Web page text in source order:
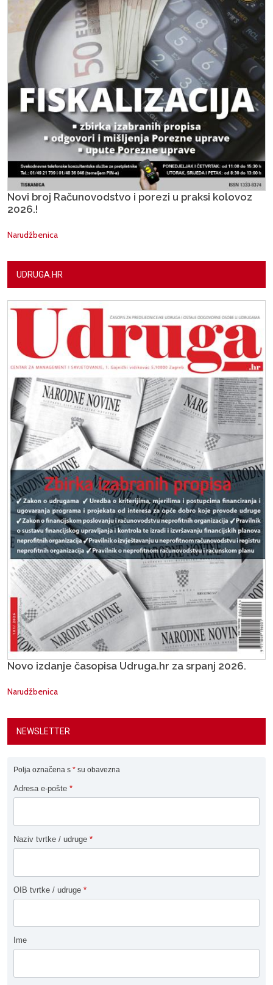
Novi broj Računovodstvo i porezi u praksi kolovoz
2026.!
Narudžbenica
UDRUGA.HR
Novo izdanje časopisa Udruga.hr za srpanj 2026.
Narudžbenica
NEWSLETTER
Polja označena s * su obavezna
Adresa e-pošte *
Naziv tvrtke / udruge *
OIB tvrtke / udruge *
Ime